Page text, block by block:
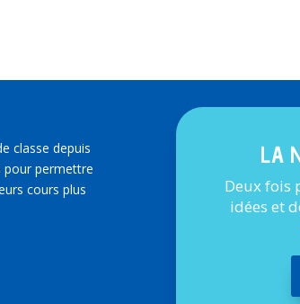
classe depuis
pour permettre
cours plus
LA
Deux fois
idées et